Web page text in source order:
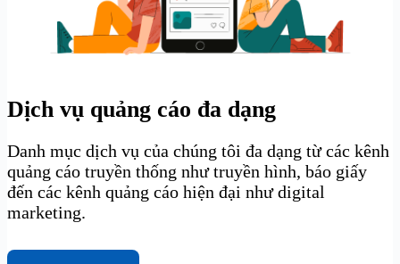
Dịch vụ quảng cáo đa dạng
Danh mục dịch vụ của chúng tôi đa dạng từ các kênh
quảng cáo truyền thống như truyền hình, báo giấy
đến các kênh quảng cáo hiện đại như digital
marketing.